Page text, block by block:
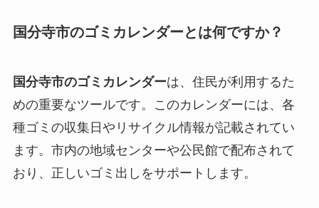
国分寺市のゴミカレンダーとは何ですか？
国分寺市のゴミカレンダーは、住民が利用するた
めの重要なツールです。このカレンダーには、各
種ゴミの収集日やリサイクル情報が記載されてい
ます。市内の地域センターや公民館で配布されて
おり、正しいゴミ出しをサポートします。